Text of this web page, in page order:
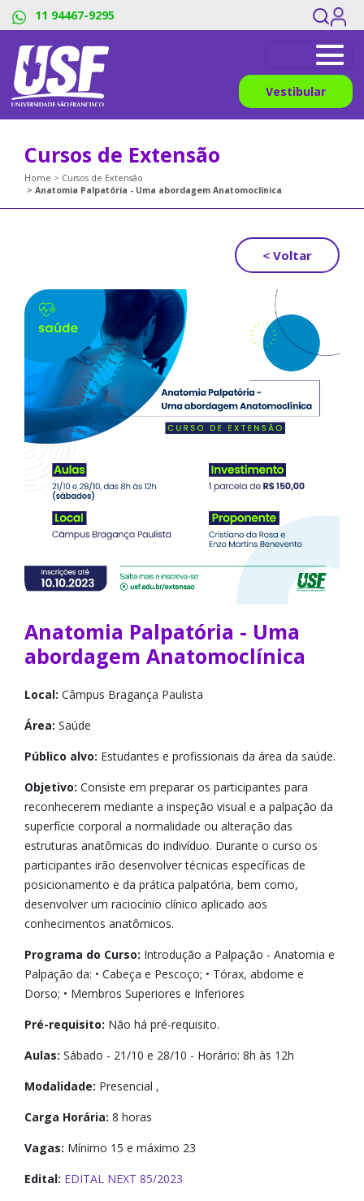
11 94467-9295
Vestibular
Cursos de Extensão
Home
Cursos de Extensão
Anatomia Palpatória - Uma abordagem Anatomoclínica
< Voltar
Anatomia Palpatória - Uma
abordagem Anatomoclínica
Local: Câmpus Bragança Paulista
Área: Saúde
Público alvo: Estudantes e profissionais da área da saúde.
Objetivo: Consiste em preparar os participantes para
reconhecerem mediante a inspeção visual e a palpação da
superfície corporal a normalidade ou alteração das
estruturas anatômicas do indivíduo. Durante o curso os
participantes irão desenvolver técnicas específicas de
posicionamento e da prática palpatória, bem como,
desenvolver um raciocínio clínico aplicado aos
conhecimentos anatômicos.
Programa do Curso: Introdução a Palpação - Anatomia e
Palpação da: • Cabeça e Pescoço; • Tórax, abdome e
Dorso; • Membros Superiores e Inferiores
Pré-requisito: Não há pré-requisito.
Aulas: Sábado - 21/10 e 28/10 - Horário: 8h às 12h
Modalidade: Presencial ,
Carga Horária: 8 horas
Vagas: Mínimo 15 e máximo 23
Edital: EDITAL NEXT 85/2023